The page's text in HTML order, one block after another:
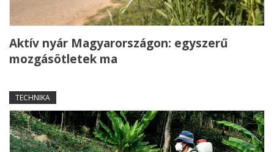
Aktív nyár Magyarországon: egyszerű
mozgásötletek ma
TECHNIKA